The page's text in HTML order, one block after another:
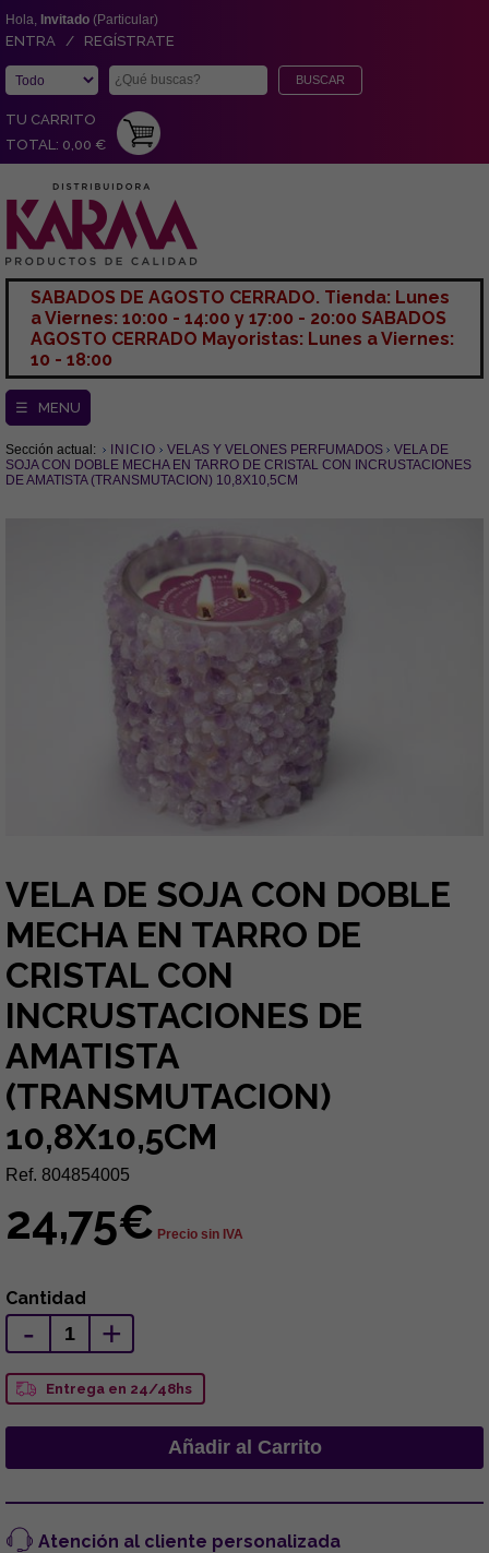
Hola, Invitado (Particular)
ENTRA / REGÍSTRATE
TU CARRITO
TOTAL: 0,00 €
SABADOS DE AGOSTO CERRADO. Tienda: Lunes
a Viernes: 10:00 - 14:00 y 17:00 - 20:00 SABADOS
AGOSTO CERRADO Mayoristas: Lunes a Viernes:
10 - 18:00
☰ MENU
Sección actual: INICIO VELAS Y VELONES PERFUMADOS
VELA DE
SOJA CON DOBLE MECHA EN TARRO DE CRISTAL CON INCRUSTACIONES
DE AMATISTA (TRANSMUTACION) 10,8X10,5CM
VELA DE SOJA CON DOBLE
MECHA EN TARRO DE
CRISTAL CON
INCRUSTACIONES DE
AMATISTA
(TRANSMUTACION)
10,8X10,5CM
Ref. 804854005
24,75€ Precio sin IVA
Cantidad
- +
Entrega en 24/48hs
Atención al cliente personalizada